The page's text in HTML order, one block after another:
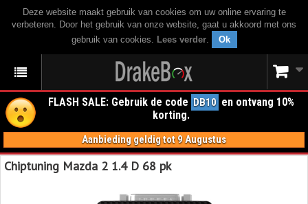
Deze website maakt gebruik van cookies om uw online ervaring te
verbeteren. Door het gebruik van onze website, gaat u akkoord met ons
gebruik van cookies. Lees verder. Ok
FLASH SALE: Gebruik de code DB10 en ontvang 10%
korting.
Aanbieding geldig tot 9 Augustus
Chiptuning Mazda 2 1.4 D 68 pk